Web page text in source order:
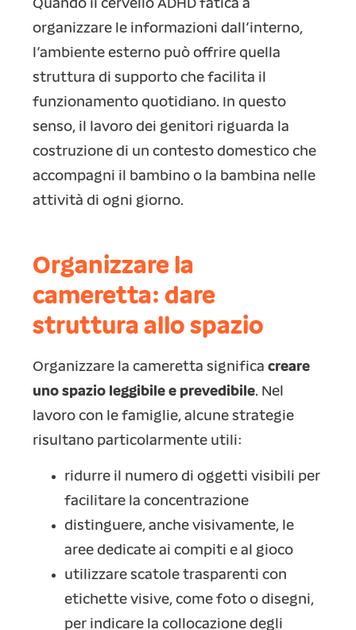
Quando il cervello ADHD fatica a
organizzare le informazioni dall’interno,
l’ambiente esterno può offrire quella
struttura di supporto che facilita il
funzionamento quotidiano. In questo
senso, il lavoro dei genitori riguarda la
costruzione di un contesto domestico che
accompagni il bambino o la bambina nelle
attività di ogni giorno.
Organizzare la
cameretta: dare
struttura allo spazio
Organizzare la cameretta significa creare
uno spazio leggibile e prevedibile. Nel
lavoro con le famiglie, alcune strategie
risultano particolarmente utili:
ridurre il numero di oggetti visibili per
facilitare la concentrazione
distinguere, anche visivamente, le
aree dedicate ai compiti e al gioco
utilizzare scatole trasparenti con
etichette visive, come foto o disegni,
per indicare la collocazione degli